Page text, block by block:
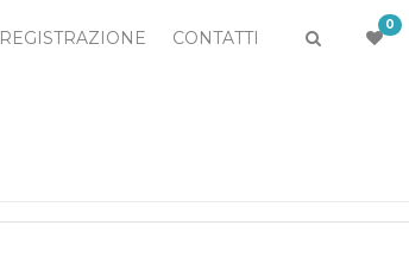
REGISTRAZIONE CONTATTI
0